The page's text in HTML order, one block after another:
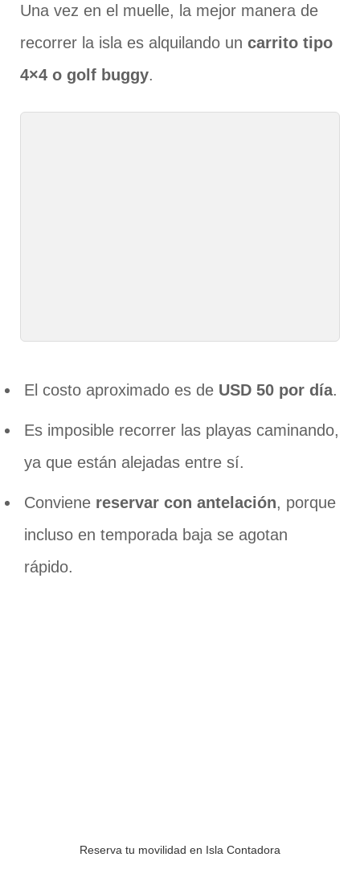
Una vez en el muelle, la mejor manera de
recorrer la isla es alquilando un carrito tipo
4×4 o golf buggy.
El costo aproximado es de USD 50 por día.
Es imposible recorrer las playas caminando,
ya que están alejadas entre sí.
Conviene reservar con antelación, porque
incluso en temporada baja se agotan
rápido.
Reserva tu movilidad en Isla Contadora